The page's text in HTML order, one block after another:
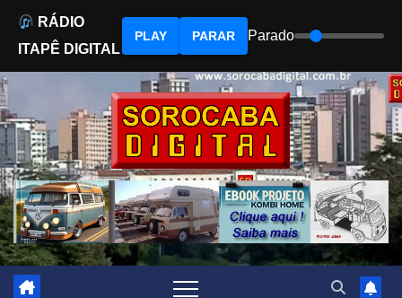
to
content
RÁDIO
ITAPÊ DIGITAL
PLAY PARAR Parado